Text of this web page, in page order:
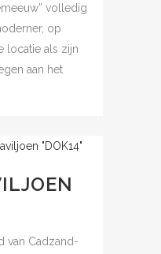
volledig
op
locatie als zijn
aan het
van Cadzand-